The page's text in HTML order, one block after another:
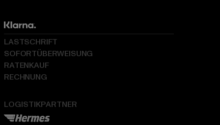
LOGISTIKPARTNER
LASTSCHRIFT
SOFORTÜBERWEISUNG
RATENKAUF
RECHNUNG